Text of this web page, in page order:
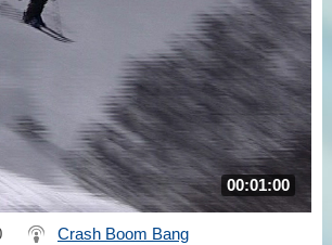
00:01:00
Crash Boom Bang